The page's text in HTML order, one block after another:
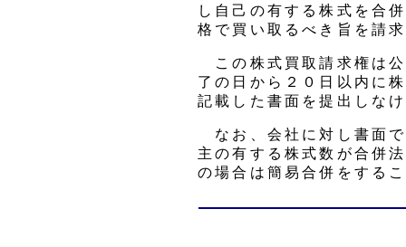
し自己の有する株式を合
格で買い取るべき旨を請
この株式買取請求権は
了の日から２０日以内に
記載した書面を提出しな
なお、会社に対し書面
主の有する株式数が合併
の場合は簡易合併をする